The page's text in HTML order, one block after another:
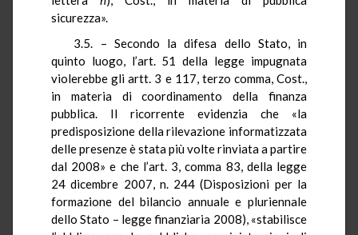
sicurezza».
3.5. – Secondo la difesa dello Stato, in
quinto luogo, l’art. 51 della legge impugnata
violerebbe gli artt. 3 e 117, terzo comma, Cost.,
in materia di coordinamento della finanza
pubblica. Il ricorrente evidenzia che «la
predisposizione della rilevazione informatizzata
delle presenze è stata più volte rinviata a partire
dal 2008» e che l’art. 3, comma 83, della legge
24 dicembre 2007, n. 244 (Disposizioni per la
formazione del bilancio annuale e pluriennale
dello Stato – leggefinanziaria 2008), «stabilisce